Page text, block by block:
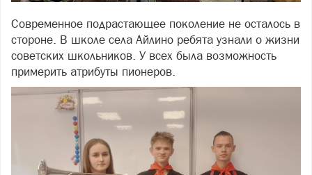
Современное подрастающее поколение не осталось в
стороне. В школе села Айлино ребята узнали о жизни
советских школьников. У всех была возможность
примерить атрибуты пионеров.